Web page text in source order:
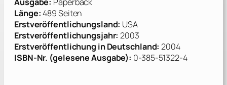
Länge:489 Seiten
Erstveröffentlichungsland: USA
Erstveröffentlichungsjahr: 2003
Erstveröffentlichung in Deutschland: 2004
ISBN-Nr. (gelesene Ausgabe): 0-385-51322-4